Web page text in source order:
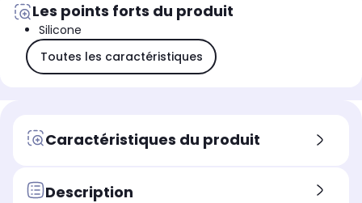
Les points forts du produit
Silicone
Toutes les caractéristiques
Caractéristiques du produit
Description